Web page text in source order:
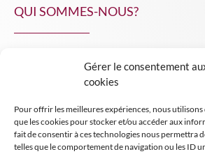
Gérer le consentement
cookies
Pour offrir les meilleures expériences, nous utilisons
que les cookies pour stocker et/ou accéder aux
fait de consentir à ces technologies nous permettra
telles que le comportement de navigation ou les ID
QUI SOMMES-NOUS?
INSIGHT NPA